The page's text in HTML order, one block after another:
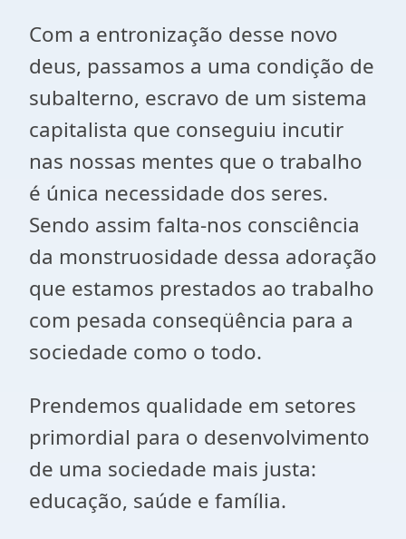
Com a entronização desse novo
deus, passamos a uma condição de
subalterno, escravo de um sistema
capitalista que conseguiu incutir
nas nossas mentes que o trabalho
é única necessidade dos seres.
Sendo assim falta-nos consciência
da monstruosidade dessa adoração
que estamos prestados ao trabalho
com pesada conseqüência para a
sociedade como o todo.
Prendemos qualidade em setores
primordial para o desenvolvimento
de uma sociedade mais justa:
educação, saúde e família.